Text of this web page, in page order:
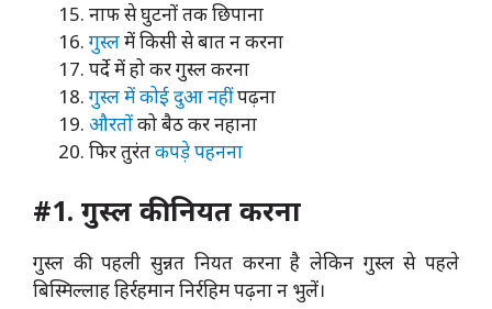
नाफ से घुटनों तक छिपाना
गुस्लमें किसी से बात न करना
पर्दे में हो कर गुस्ल करना
गुस्ल में कोई दुआ नहींपढ़ना
औरतोंको बैठ कर नहाना
फिर तुरंतकपड़े पहनना
#1. गुस्ल की नियत करना
गुस्ल की पहली सुन्नत नियत करना है लेकिन गुस्ल से पहले
बिस्मिल्लाह हिर्रहमान निर्रहिम पढ़ना न भुलें।